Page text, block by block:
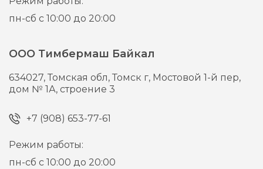
пн-сб с 10:00 до 20:00
ООО Тимбермаш Байкал
634027,Томская обл, Томск г, Мостовой 1-й пер,
дом № 1А, строение 3
+7 (908) 653-77-61
Режим работы:
пн-сб с 10:00 до 20:00